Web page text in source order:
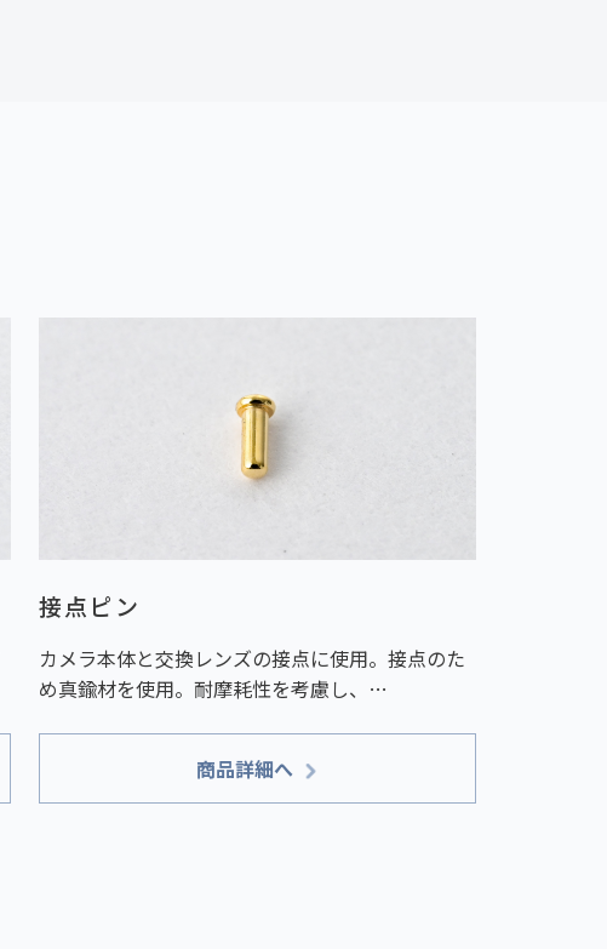
接点ピン
カメラ本体と交換レンズの接点に使用。接点のた
め真鍮材を使用。耐摩耗性を考慮し、…
商品詳細へ